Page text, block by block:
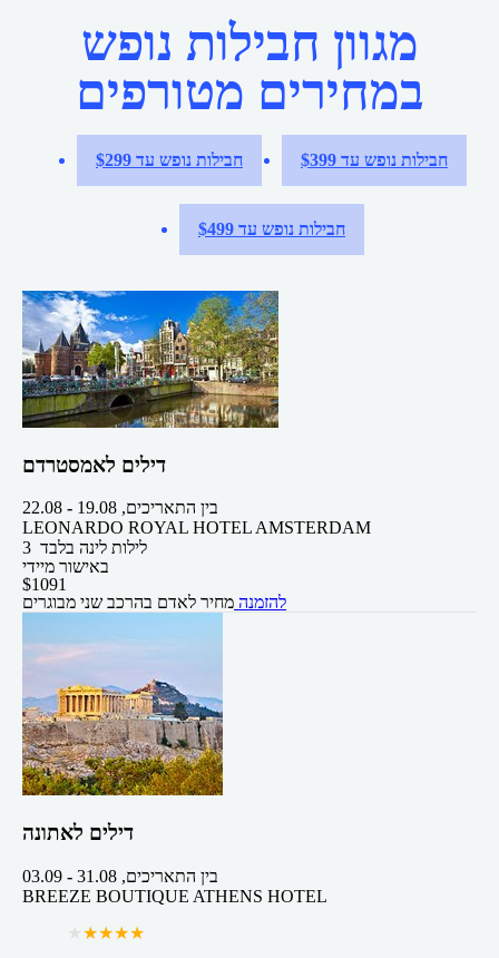
מגוון חבילות נופש
במחירים מטורפים
חבילות נופש עד $299 חבילות נופש עד $399
חבילות נופש עד $499
דילים לאמסטרדם
בין התאריכים, -
22.08
LEONARDO ROYAL HOTEL AMSTERDAM
3 לילות לינה בלבד
באישור מיידי
$1091
להזמנה מחיר לאדם בהרכב שני מבוגרים
דילים לאתונה
בין התאריכים, -
03.09
BREEZE BOUTIQUE ATHENS HOTEL